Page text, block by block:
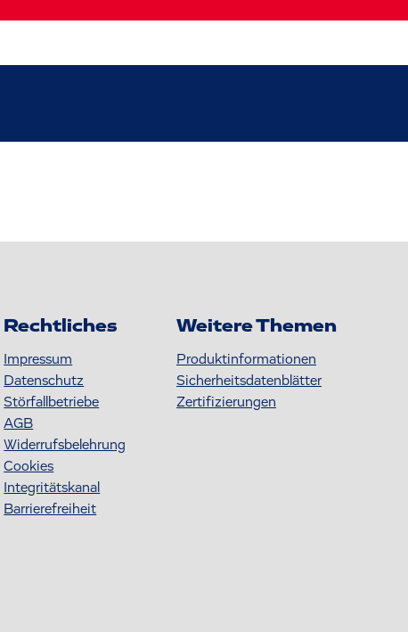
Rechtliches
Impressum
Datenschutz
Störfallbetriebe
AGB
Widerrufsbelehrung
Cookies
Integritätskanal
Barrierefreiheit
Weitere Themen
Produktinformationen
S icherheitsdatenblätter
Zertifizierungen